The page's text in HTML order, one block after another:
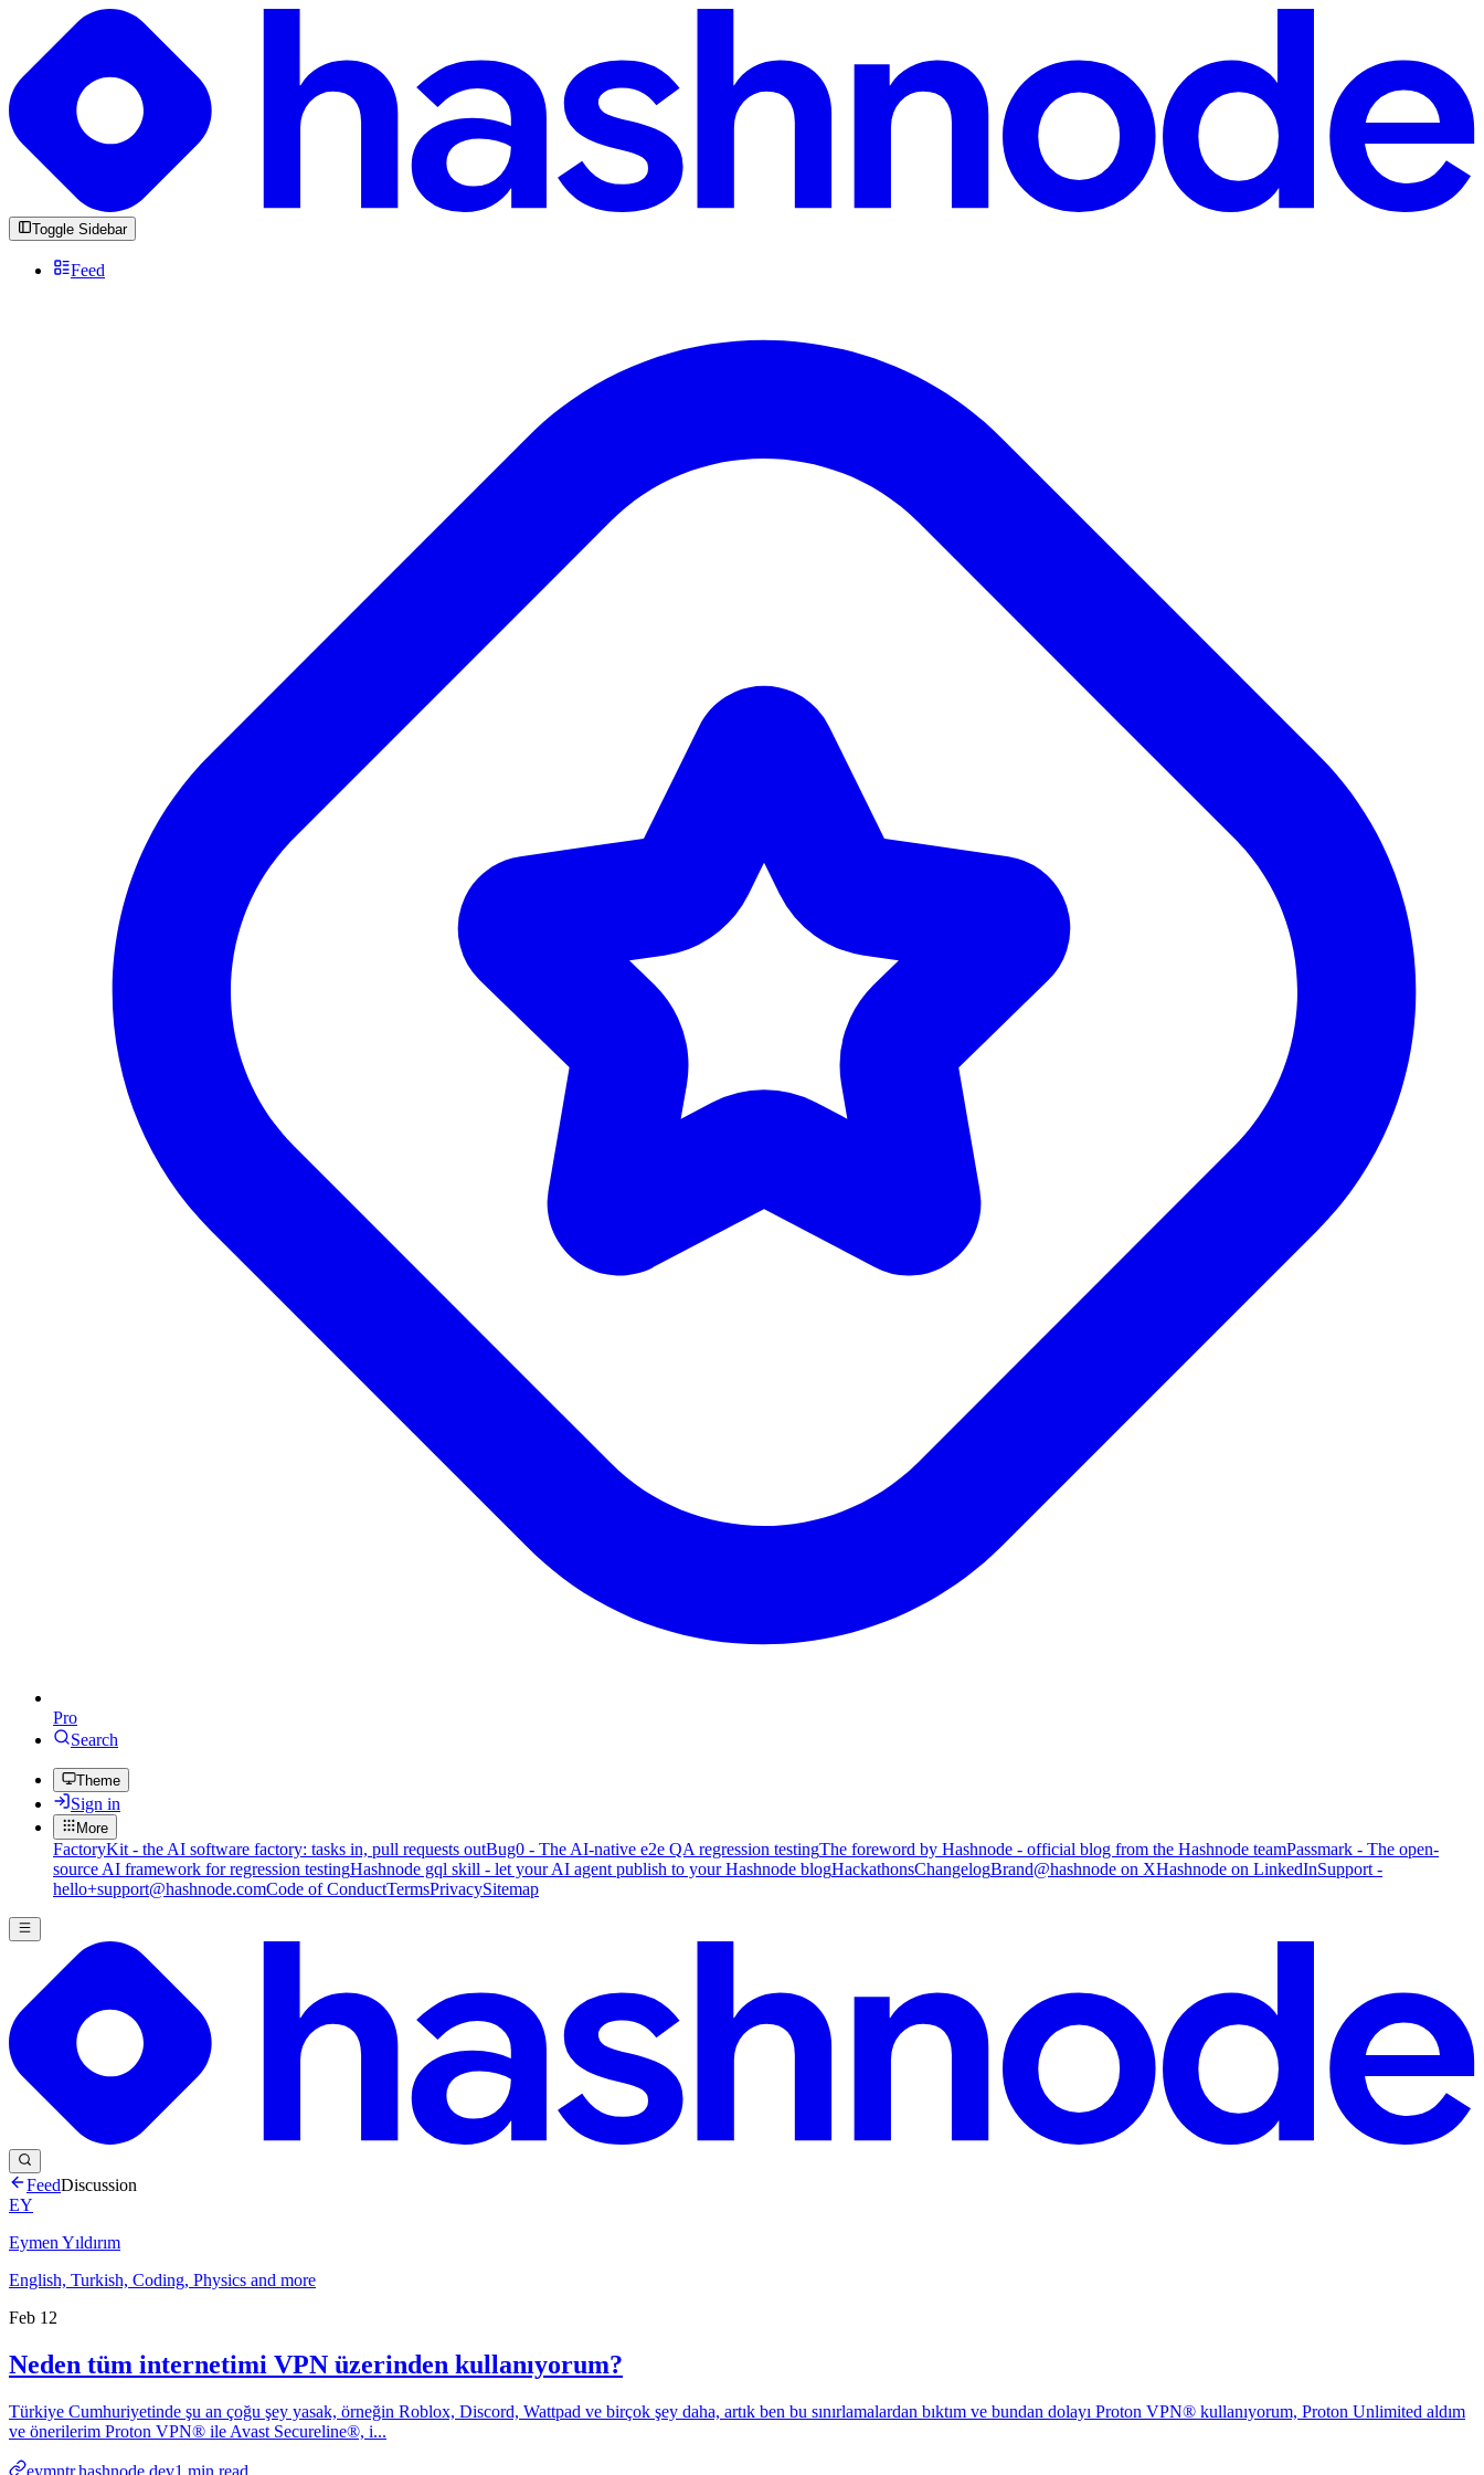
Toggle Sidebar
Feed
Pro
Search
Theme
Sign in
More
FactoryKit - the AI software factory: tasks in, pull requests outBug0 - The AI-native e2e QA regression testingThe foreword by Hashnode - official blog from the Hashnode teamPassmark - The open-
source AI framework for regression testingHashnode gql skill - let your AI agent publish to your Hashnode blogHackathonsChangelogBrand@hashnode on XHashnode on LinkedInSupport -
hello+support@hashnode.comCode of ConductTermsPrivacySitemap
FeedDiscussion
EY
Eymen Yıldırım
English, Turkish, Coding, Physics and more
Feb 12
Neden tüm internetimi VPN üzerinden kullanıyorum?
Türkiye Cumhuriyetinde şu an çoğu şey yasak, örneğin Roblox, Discord, Wattpad ve birçok şey daha, artık ben bu sınırlamalardan bıktım ve bundan dolayı Proton VPN® kullanıyorum, Proton Unlimited aldım
ve önerilerim Proton VPN® ile Avast Secureline®, i...
eymntr.hashnode.dev1 min read